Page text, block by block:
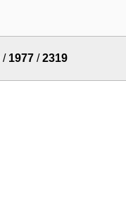
/ 1977 /2319